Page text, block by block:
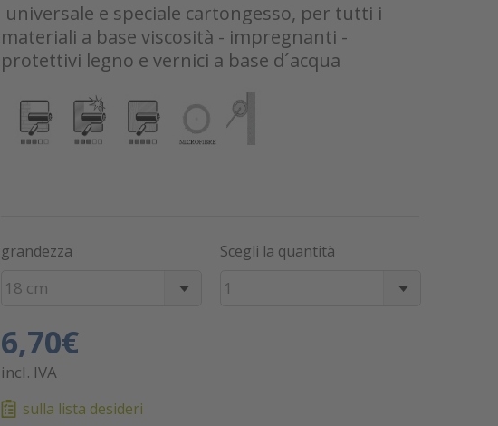
universale e speciale cartongesso, per tutti i
materiali a base viscosità - impregnanti -
protettivi legno e vernici a base d´acqua
grandezza
18 cm
Scegli la quantità
1
6,70€
incl. IVA
sulla lista desideri